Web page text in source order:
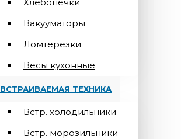
Вакууматоры
Ломтерезки
Весы кухонные
ВСТРАИВАЕМАЯ ТЕХНИКА
Встр. холодильники
Встр. морозильники